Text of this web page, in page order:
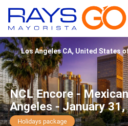
NCL Encore -
Angeles - January
Holidays package
Los Angeles CA, United States